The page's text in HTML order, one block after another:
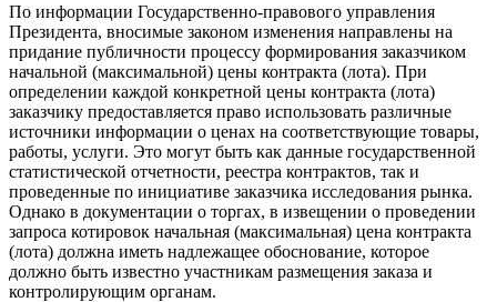
По информации Государственно-правового управления
Президента, вносимые законом изменения направлены на
придание публичности процессу формирования заказчиком
начальной (максимальной) цены контракта (лота). При
определении каждой конкретной цены контракта (лота)
заказчику предоставляется право использовать различные
источники информации о ценах на соответствующие товары,
работы, услуги. Это могут быть как данные государственной
статистической отчетности, реестра контрактов, так и
проведенные по инициативе заказчика исследования рынка.
Однако в документации о торгах, в извещении о проведении
запроса котировок начальная (максимальная) цена контракта
(лота) должна иметь надлежащее обоснование, которое
должно быть известно участникам размещения заказа и
контролирующим органам.